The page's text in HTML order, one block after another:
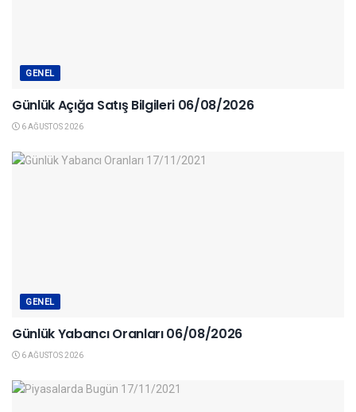
GENEL
Günlük Açığa Satış Bilgileri 06/08/2026
6 AĞUSTOS 2026
GENEL
Günlük Yabancı Oranları 06/08/2026
6 AĞUSTOS 2026